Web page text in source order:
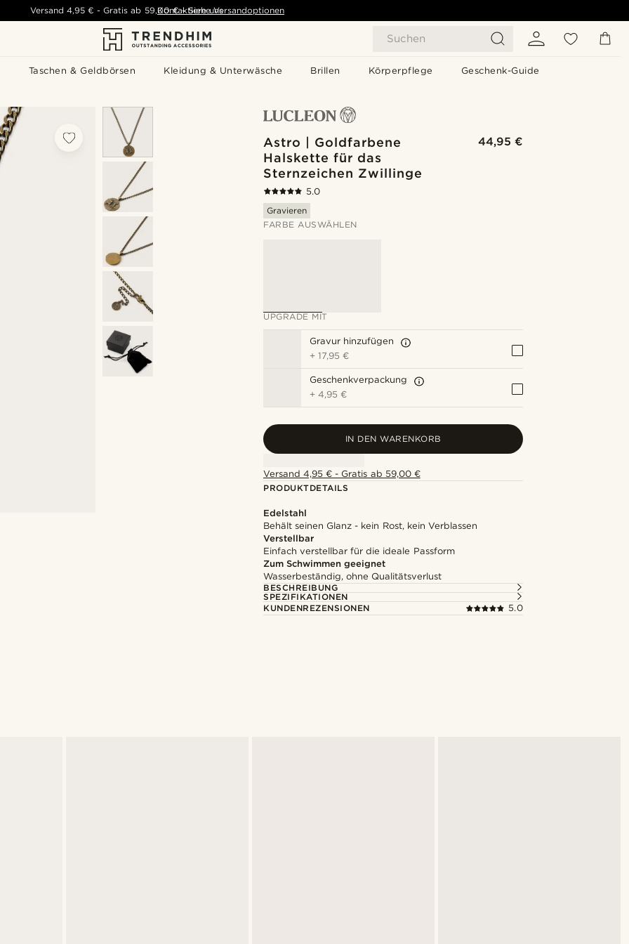
Suchen
Taschen & Geldbörsen Kleidung & Unterwäsche Brillen Körperpflege Geschenk-Guide
Versand 4,95 € -Gratis ab 59,00 € - Siehe Versandoptionen
Kontaktiere uns
Astro | Goldfarbene
Halskette für das
Sternzeichen Zwillinge
44,95 €
5.0
Gravieren
FARBE AUSWÄHLEN
UPGRADE MIT
Gravur hinzufügen
+17,95 €
Geschenkverpackung
+4,95 €
IN DEN WARENKORB
Versand 4,95 € - Gratis ab 59,00 €
PRODUKTDETAILS
Edelstahl
Behält seinen Glanz - kein Rost, kein Verblassen
Verstellbar
Einfach verstellbar für die ideale Passform
Zum Schwimmen geeignet
Wasserbeständig, ohne Qualitätsverlust
BESCHREIBUNG
SPEZIFIKATIONEN
KUNDENREZENSIONEN
5.0